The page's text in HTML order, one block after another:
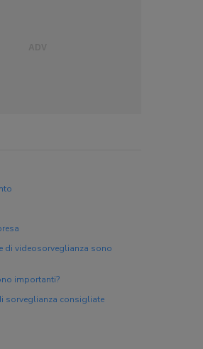
di videosorveglianza sono
importanti?
sorveglianza consigliate